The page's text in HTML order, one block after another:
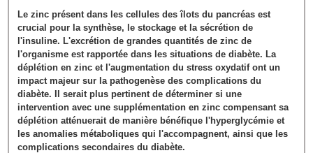
Le zinc présent dans les cellules des îlots du pancréas est
crucial pour la synthèse, le stockage et la sécrétion de
l'insuline. L'excrétion de grandes quantités de zinc de
l'organisme est rapportée dans les situations de diabète. La
déplétion en zinc et l'augmentation du stress oxydatif ont un
impact majeur sur la pathogenèse des complications du
diabète. Il serait plus pertinent de déterminer si une
intervention avec une supplémentation en zinc compensant sa
déplétion atténuerait de manière bénéfique l'hyperglycémie et
les anomalies métaboliques qui l'accompagnent, ainsi que les
complications secondaires du diabète.